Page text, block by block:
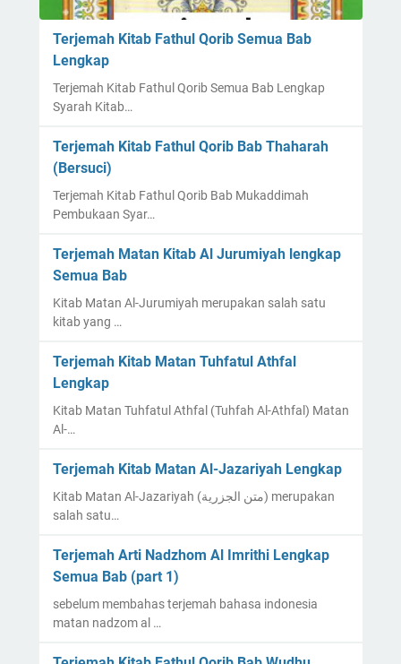
Terjemah Kitab Fathul Qorib Semua Bab
Lengkap
Terjemah Kitab Fathul Qorib Semua Bab Lengkap
Syarah Kitab…
Terjemah Kitab Fathul Qorib Bab Thaharah
(Bersuci)
Terjemah Kitab Fathul Qorib Bab Mukaddimah
Pembukaan Syar…
Terjemah Matan Kitab Al Jurumiyah lengkap
Semua Bab
Kitab Matan Al-Jurumiyah merupakan salah satu
kitab yang …
Terjemah Kitab Matan Tuhfatul Athfal
Lengkap
Kitab Matan Tuhfatul Athfal (Tuhfah Al-Athfal) Matan
Al-…
Terjemah Kitab Matan Al-Jazariyah Lengkap
Kitab Matan Al-Jazariyah (متن الجزرية) merupakan
salah satu…
Terjemah Arti Nadzhom Al Imrithi Lengkap
Semua Bab (part 1)
sebelum membahas terjemah bahasa indonesia
matan nadzom al …